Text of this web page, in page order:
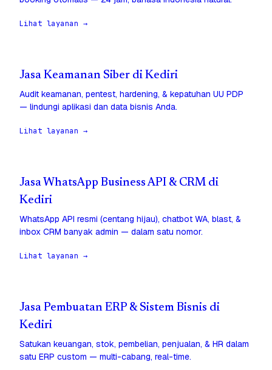
Lihat layanan →
Jasa Keamanan Siber di Kediri
Audit keamanan, pentest, hardening, & kepatuhan UU PDP
— lindungi aplikasi dan data bisnis Anda.
Lihat layanan →
Jasa WhatsApp Business API & CRM di
Kediri
WhatsApp API resmi (centang hijau), chatbot WA, blast, &
inbox CRM banyak admin — dalam satu nomor.
Lihat layanan →
Jasa Pembuatan ERP & Sistem Bisnis di
Kediri
Satukan keuangan, stok, pembelian, penjualan, & HR dalam
satu ERP custom — multi-cabang, real-time.